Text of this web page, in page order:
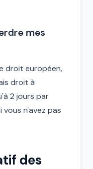
mes
droit européen,
droit à
2 jours par
n'avez pas
des